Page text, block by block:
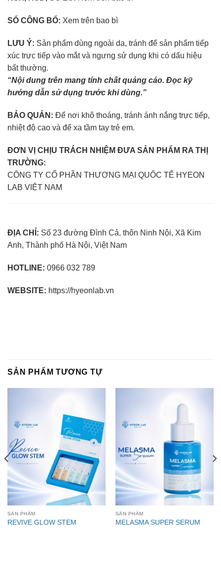
SỐ CÔNG BỐ: Xem trên bao bì
LƯU Ý: Sản phẩm dùng ngoài da, tránh để sản phẩm tiếp
xúc trực tiếp vào mắt và ngưng sử dụng khi có dấu hiệu
bất thường.
“Nội dung trên mang tính chất quảng cáo. Đọc kỹ
hướng dẫn sử dụng trước khi dùng.”
BẢO QUẢN: Để nơi khô thoáng, tránh ánh nắng trực tiếp,
nhiệt độ cao và để xa tầm tay trẻ em.
ĐƠN VỊ CHỊU TRÁCH NHIỆM ĐƯA SẢN PHẨM RA THỊ
TRƯỜNG:
CÔNG TY CỔ PHẦN THƯƠNG MẠI QUỐC TẾ HYEON
LAB VIỆT NAM
ĐỊA CHỈ: Số 23 đường Đình Cả, thôn Ninh Nội, Xã Kim
Anh, Thành phố Hà Nội, Việt Nam
HOTLINE: 0966 032 789
WEBSITE: https://hyeonlab.vn
SẢN PHẨM TƯƠNG TỰ
SẢN PHẨM
REVIVE GLOW STEM
SẢN PHẨM
MELASMA SUPER SERUM